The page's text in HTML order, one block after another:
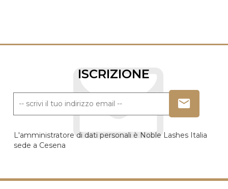
ISCRIZIONE
L'amministratore di dati personali è Noble Lashes Italia
sede a Cesena